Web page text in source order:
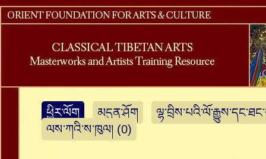
ཕྱིར་ལོག མདུན་ཤོག
ལས་ཀའི་ས་ཁུལ། (0)